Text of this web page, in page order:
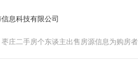
信息科技有限公司
庄二手房个东谈主出售房源信息为购房